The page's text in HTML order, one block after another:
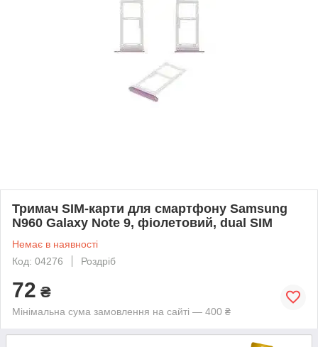
Тримач SIM-карти для смартфону Samsung
N960 Galaxy Note 9, фіолетовий, dual SIM
Немає в наявності
Код: 04276
Роздріб
72 ₴
Мінімальна сума замовлення на сайті — 400 ₴